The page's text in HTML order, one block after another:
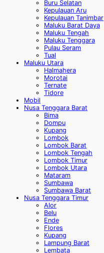
Buru Selatan
Kepulauan Aru
Kepulauan Tanimbar
Maluku Barat Daya
Maluku Tengah
Maluku Tenggara
Pulau Seram
Tual
Maluku Utara
Halmahera
Morotai
Ternate
Tidore
Mobil
Nusa Tenggara Barat
Bima
Dompu
Kupang
Lombok
Lombok Barat
Lombok Tengah
Lombok Timur
Lombok Utara
Mataram
Sumbawa
Sumbawa Barat
Nusa Tenggara Timur
Alor
Belu
Ende
Flores
Kupang
Lampung Barat
Lembata